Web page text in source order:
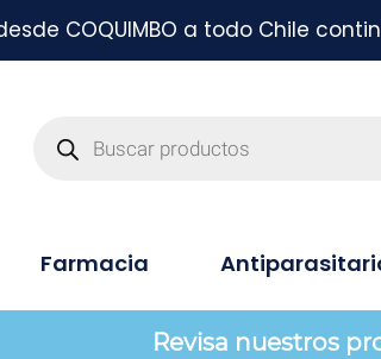
COQUIMBO a todo Chile
Farmacia
Revisa nuestros